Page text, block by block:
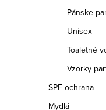
Pánske
Unisex
Toaletné
Vzorky
SPF ochrana
Mydlá